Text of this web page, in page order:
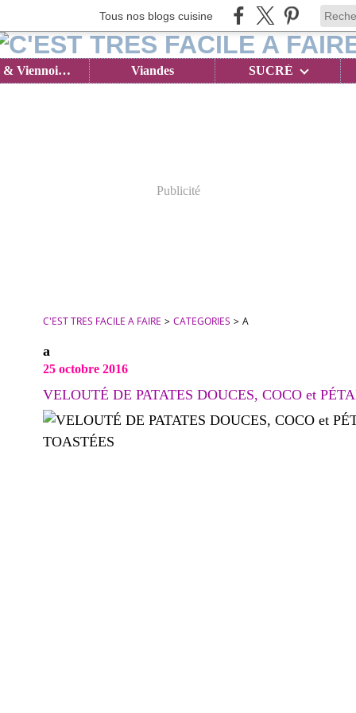
Tous nos blogs cuisine
Brioches & Viennoiseries Viandes SUCRÉ
Publicité
C'EST TRES FACILE A FAIRE > CATEGORIES > A
a
25 octobre 2016
VELOUTÉ DE PATATES DOUCES, COCO et